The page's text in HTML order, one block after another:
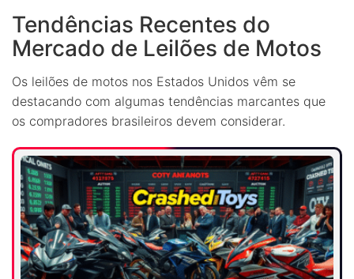
Tendências Recentes do
Mercado de Leilões de Motos
Os leilões de motos nos Estados Unidos vêm se
destacando com algumas tendências marcantes que
os compradores brasileiros devem considerar.